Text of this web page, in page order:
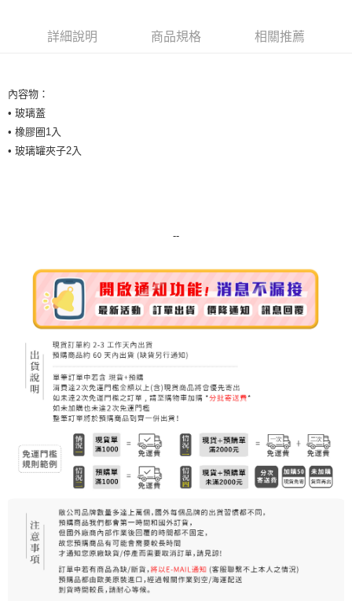
ATM付款
運送方式
每筆NT$250，滿NT$3,000(含以上)免運費
付款後門市自取
詳細說明 商品規格 相關推薦
內容物：
• 玻璃蓋
• 橡膠圈1入
• 玻璃罐夾子2入
--